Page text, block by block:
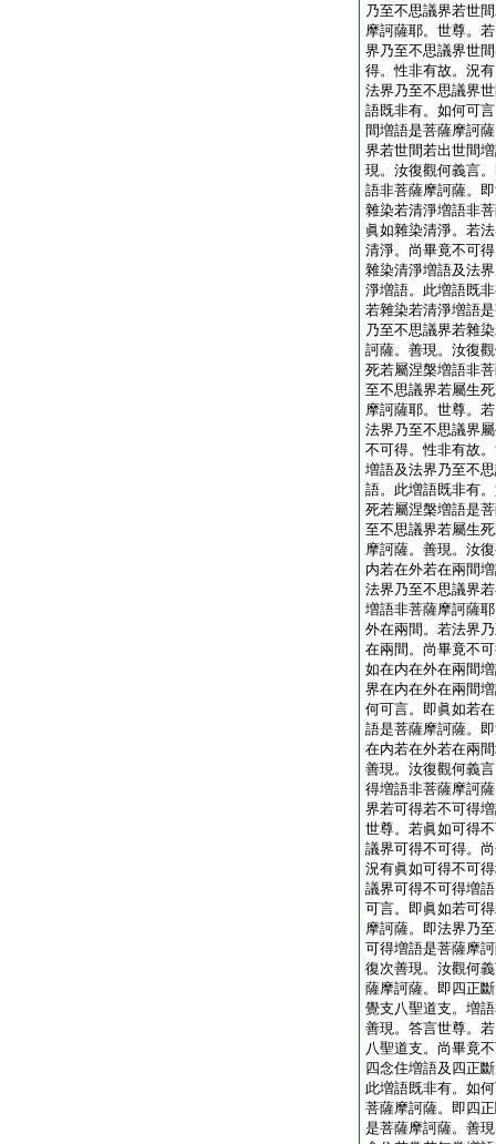
乃至不思議界若世
摩訶薩耶。世尊。
界乃至不思議界世
得。性非有故。況
法界乃至不思議界
語既非有。如何可
間増語是菩薩摩訶
界若世間若出世間
現。汝復觀何義言
語非菩薩摩訶薩。
雜染若清淨増語非
眞如雜染清淨。若
清淨。尚畢竟不可
雜染清淨増語及法
淨増語。此増語既
若雜染若清淨増語
乃至不思議界若雜
訶薩。善現。汝復
死若屬涅槃増語非
至不思議界若屬生
摩訶薩耶。世尊。
法界乃至不思議界
不可得。性非有故
増語及法界乃至不
語。此増語既非有
死若屬涅槃増語是
至不思議界若屬生
摩訶薩。善現。汝
内若在外若在兩間
法界乃至不思議界
増語非菩薩摩訶薩
外在兩間。若法界
在兩間。尚畢竟不
如在内在外在兩間
界在内在外在兩間
何可言。即眞如若
語是菩薩摩訶薩。
在内若在外若在兩
善現。汝復觀何義
得増語非菩薩摩訶
界若可得若不可得
世尊。若眞如可得
議界可得不可得。
況有眞如可得不可
議界可得不可得増
可言。即眞如若可
摩訶薩。即法界乃
可得増語是菩薩摩
復次善現。汝觀何
薩摩訶薩。即四正
覺支八聖道支。増
善現。答言世尊。
八聖道支。尚畢竟
四念住増語及四正
此増語既非有。如
菩薩摩訶薩。即四
是菩薩摩訶薩。善